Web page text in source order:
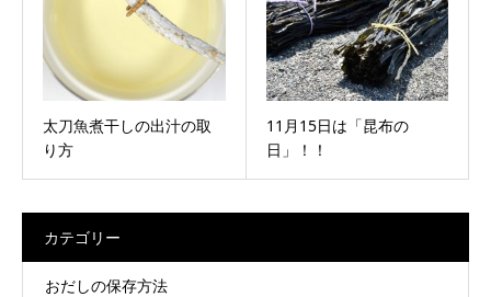
太刀魚煮干しの出汁の取
り方
11月15日は「昆布の
日」！！
カテゴリー
おだしの保存方法